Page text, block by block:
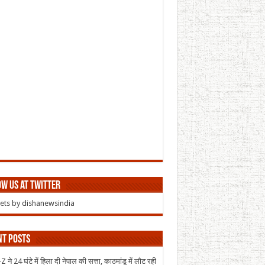
us at Twitter
by dishanewsindia
Posts
ने 24 घंटे में हिला दी नेपाल की सत्ता, काठमांडू में लौट रही